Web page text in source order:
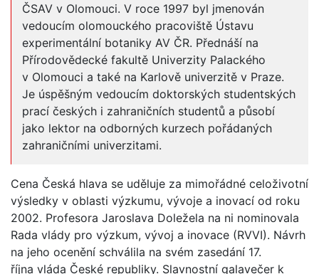
ČSAV v Olomouci. V roce 1997 byl jmenován
vedoucím olomouckého pracoviště Ústavu
experimentální botaniky AV ČR. Přednáší na
Přírodovědecké fakultě Univerzity Palackého
v Olomouci a také na Karlově univerzitě v Praze.
Je úspěšným vedoucím doktorských studentských
prací českých i zahraničních studentů a působí
jako lektor na odborných kurzech pořádaných
zahraničními univerzitami.
Cena Česká hlava se uděluje za mimořádné celoživotní
výsledky v oblasti výzkumu, vývoje a inovací od roku
2002. Profesora Jaroslava Doležela na ni nominovala
Rada vlády pro výzkum, vývoj a inovace (RVVI). Návrh
na jeho ocenění schválila na svém zasedání 17.
října vláda České republiky. Slavnostní galavečer k